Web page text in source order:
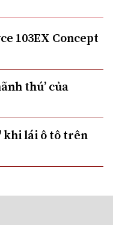
103EX Concept
thú’ của
khi lái ô tô trên